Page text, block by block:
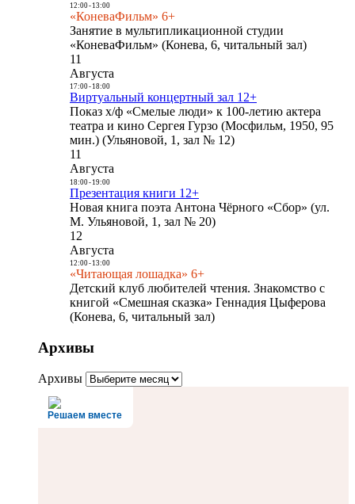
12:00- 13:00
«КоневаФильм» 6+
Занятие в мультипликационной студии
«КоневаФильм» (Конева, 6, читальный зал)
11
Августа
17:00- 18:00
Виртуальный концертный зал 12+
Показ х/ф «Смелые люди» к 100-летию актера
театра и кино Сергея Гурзо (Мосфильм, 1950, 95
мин.) (Ульяновой, 1, зал № 12)
11
Августа
18:00- 19:00
Презентация книги 12+
Новая книга поэта Антона Чёрного «Сбор» (ул.
М. Ульяновой, 1, зал № 20)
12
Августа
12:00- 13:00
«Читающая лошадка» 6+
Детский клуб любителей чтения. Знакомство с
книгой «Смешная сказка» Геннадия Цыферова
(Конева, 6, читальный зал)
Архивы
Архивы
Решаем вместе